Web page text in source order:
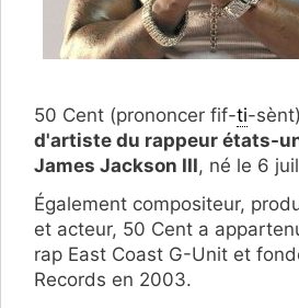
50 Cent (prononcer fif-ti-
d'artiste du rappeur états-
James Jackson III, né le 6
Également compositeur,
et acteur, 50 Cent a
rap East Coast G-Unit et
Records en 2003.